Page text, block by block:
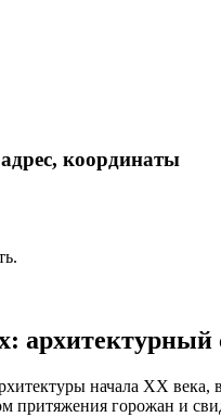
координаты
архитектурный
начала XX
горожан и